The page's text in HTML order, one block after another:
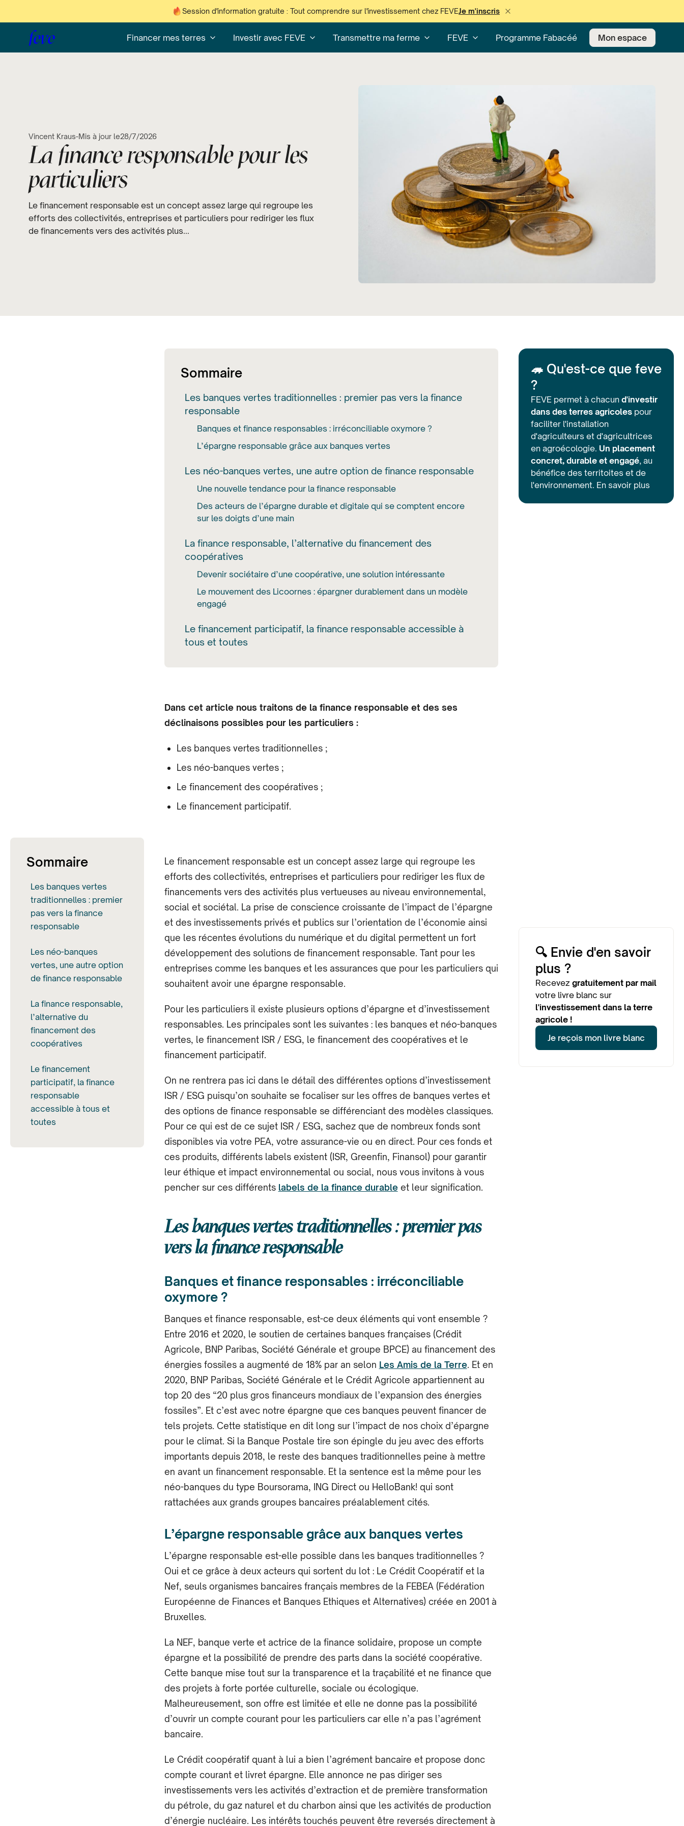
Session d'information gratuite : Tout comprendre sur l'investissement chez FEVEJe m'inscris
feve Financer mes terres Investir avec FEVE Transmettre ma ferme FEVE Programme Fabacéé Mon espace
Vincent Kraus-Mis à jour le28/7/2026
La finance responsable pour les
particuliers
Le financement responsable est un concept assez large qui regroupe les
efforts des collectivités, entreprises et particuliers pour rediriger les flux
de financements vers des activités plus...
Sommaire
Les banques vertes
traditionnelles : premier
pas vers la finance
responsable
Les néo-banques
vertes, une autre option
de finance responsable
La finance responsable,
l’alternative du
financement des
coopératives
Le financement
participatif, la finance
responsable
accessible à tous et
toutes
Sommaire
Les banques vertes traditionnelles : premier pas vers la finance
responsable
Banques et finance responsables : irréconciliable oxymore ?
L’épargne responsable grâce aux banques vertes
Les néo-banques vertes, une autre option de finance responsable
Une nouvelle tendance pour la finance responsable
Des acteurs de l’épargne durable et digitale qui se comptent encore
sur les doigts d’une main
La finance responsable, l’alternative du financement des
coopératives
Devenir sociétaire d’une coopérative, une solution intéressante
Le mouvement des Licoornes : épargner durablement dans un modèle
engagé
Le financement participatif, la finance responsable accessible à
tous et toutes
Dans cet article nous traitons de la finance responsable et des ses
déclinaisons possibles pour les particuliers :
Les banques vertes traditionnelles ;
Les néo-banques vertes ;
Le financement des coopératives ;
Le financement participatif.
Le financement responsable est un concept assez large qui regroupe les
efforts des collectivités, entreprises et particuliers pour rediriger les flux de
financements vers des activités plus vertueuses au niveau environnemental,
social et sociétal. La prise de conscience croissante de l’impact de l’épargne
et des investissements privés et publics sur l’orientation de l’économie ainsi
que les récentes évolutions du numérique et du digital permettent un fort
développement des solutions de financement responsable. Tant pour les
entreprises comme les banques et les assurances que pour les particuliers qui
souhaitent avoir une épargne responsable.
Pour les particuliers il existe plusieurs options d’épargne et d’investissement
responsables. Les principales sont les suivantes : les banques et néo-banques
vertes, le financement ISR / ESG, le financement des coopératives et le
financement participatif.
On ne rentrera pas ici dans le détail des différentes options d’investissement
ISR / ESG puisqu’on souhaite se focaliser sur les offres de banques vertes et
des options de finance responsable se différenciant des modèles classiques.
Pour ce qui est de ce sujet ISR / ESG, sachez que de nombreux fonds sont
disponibles via votre PEA, votre assurance-vie ou en direct. Pour ces fonds et
ces produits, différents labels existent (ISR, Greenfin, Finansol) pour garantir
leur éthique et impact environnemental ou social, nous vous invitons à vous
pencher sur ces différents labels de la finance durableet leur signification.
Les banques vertes traditionnelles : premier pas
vers la finance responsable
Banques et finance responsables : irréconciliable
oxymore ?
Banques et finance responsable, est-ce deux éléments qui vont ensemble ?
Entre 2016 et 2020, le soutien de certaines banques françaises (Crédit
Agricole, BNP Paribas, Société Générale et groupe BPCE) au financement des
énergies fossiles a augmenté de 18% par an selon Les Amis de la Terre. Et en
2020, BNP Paribas, Société Générale et le Crédit Agricole appartiennent au
top 20 des “20 plus gros financeurs mondiaux de l’expansion des énergies
fossiles”. Et c’est avec notre épargne que ces banques peuvent financer de
tels projets. Cette statistique en dit long sur l’impact de nos choix d’épargne
pour le climat. Si la Banque Postale tire son épingle du jeu avec des efforts
importants depuis 2018, le reste des banques traditionnelles peine à mettre
en avant un financement responsable. Et la sentence est la même pour les
néo-banques du type Boursorama, ING Direct ou HelloBank! qui sont
rattachées aux grands groupes bancaires préalablement cités.
L’épargne responsable grâce aux banques vertes
L’épargne responsable est-elle possible dans les banques traditionnelles ?
Oui et ce grâce à deux acteurs qui sortent du lot : Le Crédit Coopératif et la
Nef, seuls organismes bancaires français membres de la FEBEA (Fédération
Européenne de Finances et Banques Ethiques et Alternatives) créée en 2001 à
Bruxelles.
La NEF, banque verte et actrice de la finance solidaire, propose un compte
épargne et la possibilité de prendre des parts dans la société coopérative.
Cette banque mise tout sur la transparence et la traçabilité et ne finance que
des projets à forte portée culturelle, sociale ou écologique.
Malheureusement, son offre est limitée et elle ne donne pas la possibilité
d’ouvrir un compte courant pour les particuliers car elle n’a pas l’agrément
bancaire.
Le Crédit coopératif quant à lui a bien l’agrément bancaire et propose donc
compte courant et livret épargne. Elle annonce ne pas diriger ses
investissements vers les activités d’extraction et de première transformation
du pétrole, du gaz naturel et du charbon ainsi que les activités de production
d’énergie nucléaire. Les intérêts touchés peuvent être reversés directement à
🦔 Qu'est-ce que feve
?
FEVE permet à chacun d'investir
dans des terres agricolespour
faciliter l'installation
d'agriculteurs et d'agricultrices
en agroécologie. Un placement
concret, durable et engagé, au
bénéfice des territoites et de
l'environnement. En savoir plus
🔍 Envie d'en savoir
plus ?
Recevez gratuitement par mail
votre livre blanc sur
l'investissement dans la terre
agricole !
Je reçois mon livre blanc